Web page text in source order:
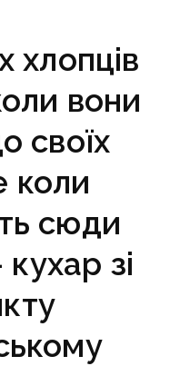
хлопців
вони
своїх
коли
сюди
зі